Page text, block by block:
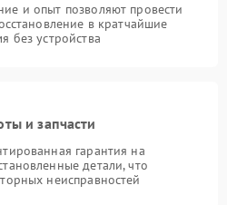
и опыт позволяют провести
в кратчайшие
без устройства
и запчасти
гарантия на
детали, что
неисправностей